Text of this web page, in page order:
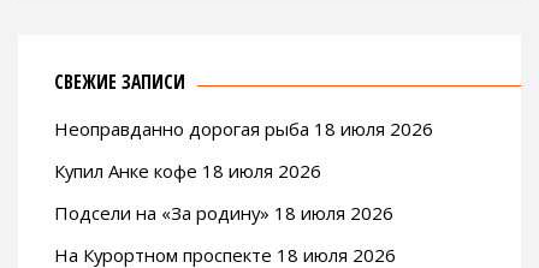
СВЕЖИЕ ЗАПИСИ
Неоправданно дорогая рыба 18 июля 2026
Купил Анке кофе 18 июля 2026
Подсели на «За родину» 18 июля 2026
На Курортном проспекте 18 июля 2026